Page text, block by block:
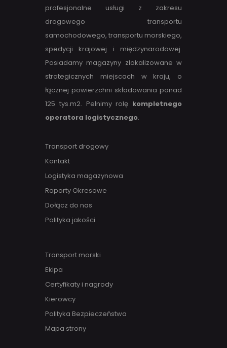
profesjonalne usługi z zakresu
drogowego transportu
samochodowego, transportu morskiego,
spedycji krajowej i międzynarodowej.
Posiadamy magazyny zlokalizowane w
strategicznych miejscach w kraju, o
łącznej powierzchni składowania ponad
125 tys.m2. Pełnimy rolę kompletnego
operatora logistycznego.
Transport drogowy
Kontakt
Logistyka magazynowa
Raporty Okresowe
Dołącz do nas
Polityka jakości
Transport morski
Ekipa
Certyfikaty i nagrody
Kierowcy
Polityka Bezpieczeństwa
Mapa strony